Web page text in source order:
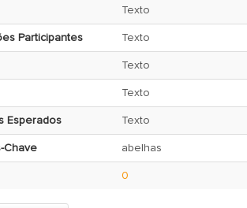
Texto
Participantes Texto
Texto
Texto
Esperados Texto
Chave abelhas
0